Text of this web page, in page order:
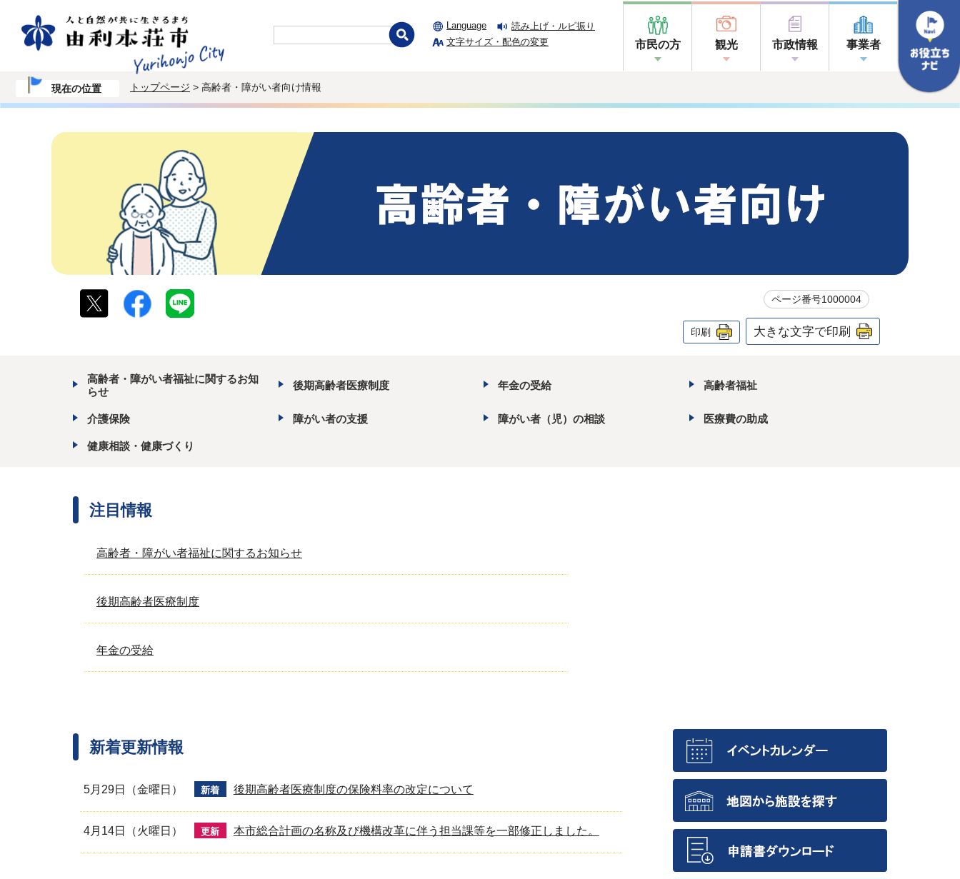
Language
読み上げ・ルビ振り
文字サイズ・配色の変更
市民の方 観光 市政情報 事業者
現在の位置 トップページ > 高齢者・障がい者向け情報
ページ番号1000004
印刷 大きな文字で印刷
高齢者・障がい者福祉に関するお知
らせ
後期高齢者医療制度 年金の受給 高齢者福祉
介護保険 障がい者の支援 障がい者（児）の相談 医療費の助成
健康相談・健康づくり
注目情報
高齢者・障がい者福祉に関するお知らせ
後期高齢者医療制度
年金の受給
新着更新情報
5月29日（金曜日） 新着 後期高齢者医療制度の保険料率の改定について
4月14日（火曜日） 更新 本市総合計画の名称及び機構改革に伴う担当課等を一部修正しました。